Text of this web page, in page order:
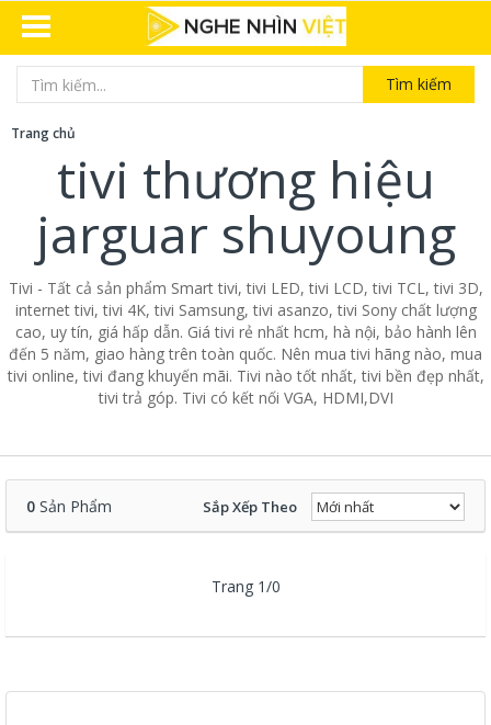
Tìm kiếm
Trang chủ
tivi thương hiệu
jarguar shuyoung
Tivi - Tất cả sản phẩm Smart tivi, tivi LED, tivi LCD, tivi TCL, tivi 3D,
internet tivi, tivi 4K, tivi Samsung, tivi asanzo, tivi Sony chất lượng
cao, uy tín, giá hấp dẫn. Giá tivi rẻ nhất hcm, hà nội, bảo hành lên
đến 5 năm, giao hàng trên toàn quốc. Nên mua tivi hãng nào, mua
tivi online, tivi đang khuyến mãi. Tivi nào tốt nhất, tivi bền đẹp nhất,
tivi trả góp. Tivi có kết nối VGA, HDMI,DVI
0 Sản Phẩm Sắp Xếp Theo
Trang 1/0